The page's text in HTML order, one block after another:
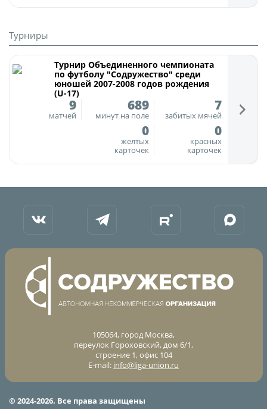
О турнире
Турнир Объединенного Чемпионата по
футболу "Содружество" среди юношей
2011-2012 годов рождения (U-15)
Календарь и результаты матчей
Игроки
Архив турниров
Турниры
Турнир Объединенного чемпионата
по футболу "Содружество" среди
юношей 2007-2008 годов рождения
(U-17)
матчей
9
минут на поле
689
забитых мячей
7
желтых
карточек
0
красных
карточек
0
105064, город Москва,
переулок Гороховский, дом 6/1,
строение 1, офис 104
E-mail: info@liga-union.ru
© 2024-2026. Все права защищены